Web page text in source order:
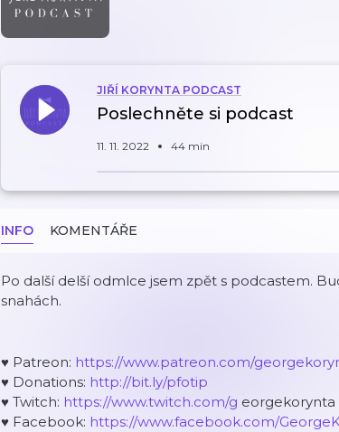
JIŘÍ KORYNTA PODCAST
Poslechněte si podcast
11. 11. 2022 44 min
INFO KOMENTÁŘE
Po další delší odmlce jsem zpět s podcastem.
snahách.
♥ Patreon: https://www.patreon.com/
♥ Donations: http://bit.ly/pfotip
♥ Twitch: https://www.twitch.com/g eorgekorynta
♥ Facebook: https://www.facebook.com/